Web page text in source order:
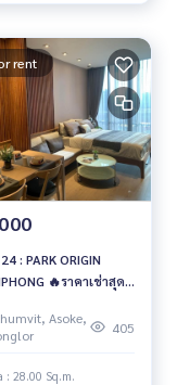
rent
: PARK ORIGIN
🔥ราคาเช่าสุด
Asoke,
405
: 28.00 Sq.m.